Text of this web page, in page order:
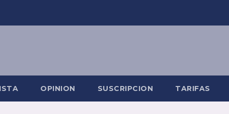
OPINION SUSCRIPCION TARIFAS